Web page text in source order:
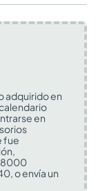
adquirido en
en
fue
8000
o envía un